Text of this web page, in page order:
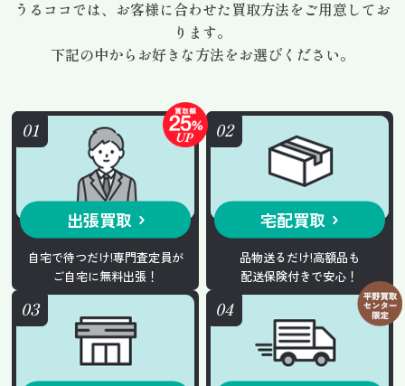
うるココでは、お客様に合わせた買取方法をご用意してお
ります。
下記の中からお好きな方法をお選びください。
出張買取
自宅で待つだけ!専門査定員が
ご自宅に無料出張！
宅配買取
品物送るだけ!高額品も
配送保険付きで安心！